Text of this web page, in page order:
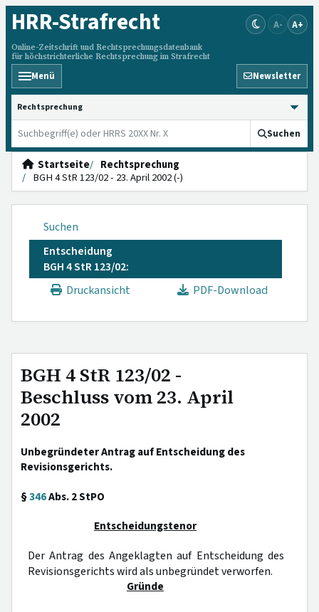
HRR-Strafrecht
Online-Zeitschrift und Rechtsprechungsdatenbank
für höchstrichterliche Rechtsprechung im Strafrecht
A- A+
Menü Newsletter
HRRS durchsuchen
Suchen
Startseite
Rechtsprechung
BGH 4 StR 123/02 - 23. April 2002 (-)
Suchen
Entscheidung
BGH 4 StR 123/02:
Druckansicht
PDF-Download
BGH 4 StR 123/02 -
Beschluss vom 23. April
2002
Unbegründeter Antrag auf Entscheidung des
Revisionsgerichts.
§346Abs. 2 StPO
Entscheidungstenor
Der Antrag des Angeklagten auf Entscheidung des
Revisionsgerichts wird als unbegründet verworfen.
Gründe